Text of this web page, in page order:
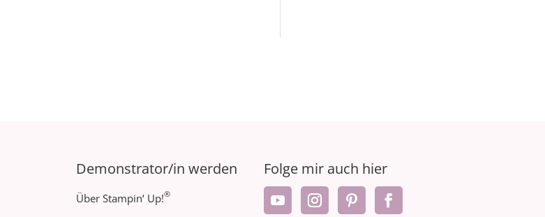
Demonstrator/in werden
Über Stampin‘ Up!®
Folge mir auch hier